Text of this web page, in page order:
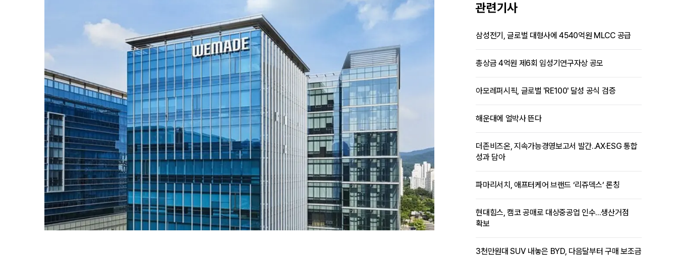
관련기사
삼성전기, 글로벌 대형사에 4540억원 MLCC 공급
총상금 4억원 제6회 임성기연구자상 공모
아모레퍼시픽, 글로벌 'RE100' 달성 공식 검증
해운대에 얼박사 뜬다
더존비즈온, 지속가능경영보고서 발간..AX·ESG 통합
성과 담아
파마리서치, 애프터케어 브랜드 ‘리쥬덱스’ 론칭
현대힘스, 캠코 공매로 대상중공업 인수...생산거점
확보
3천만원대 SUV 내놓은 BYD, 다음달부터 구매 보조금